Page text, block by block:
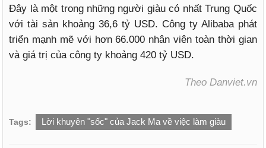
Đây là một trong những người giàu có nhất Trung Quốc
với tài sản khoảng 36,6 tỷ USD. Công ty Alibaba phát
triển mạnh mẽ với hơn 66.000 nhân viên toàn thời gian
và giá trị của công ty khoảng 420 tỷ USD.
Theo Danviet.vn
Tags: Lời khuyên "sốc" của Jack Ma về việc làm giàu